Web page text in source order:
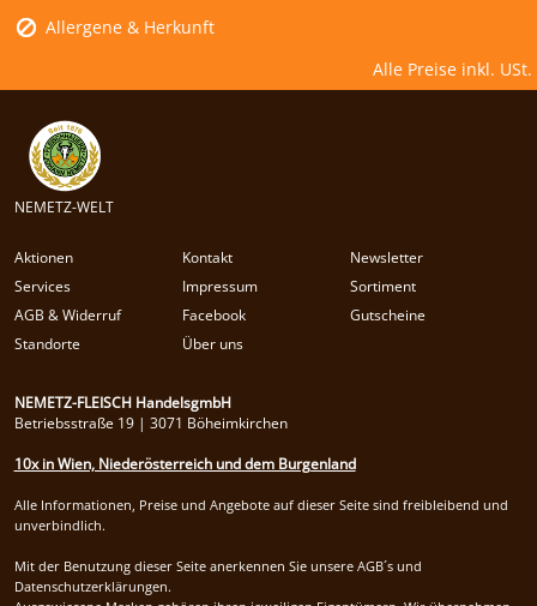
Allergene & Herkunft
Alle Preise inkl. USt.
NEMETZ-WELT
Aktionen Kontakt
Newsletter
Services
Impressum
Sortiment
AGB & Widerruf
Facebook
Gutscheine
Standorte
Über uns
NEMETZ-FLEISCH HandelsgmbH
Betriebsstraße 19 | 3071 Böheimkirchen
10x in Wien, Niederösterreich und dem Burgenland
Alle Informationen, Preise und Angebote auf dieser Seite sind freibleibend und
unverbindlich.
Mit der Benutzung dieser Seite anerkennen Sie unsere AGB´s und
Datenschutzerklärungen.